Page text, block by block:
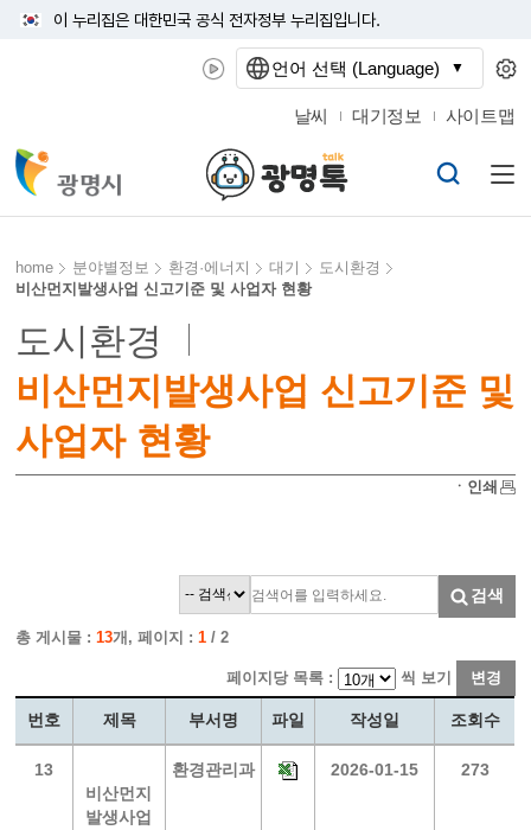
이 누리집은 대한민국 공식 전자정부 누리집입니다.
날씨 대기정보 사이트맵
home 분야별정보 환경·에너지 대기
도시환경
비산먼지발생사업 신고기준 및 사업자 현황
도시환경
비산먼지발생사업 신고기준 및
사업자 현황
ㆍ인쇄
검색
총 게시물 :13개, 페이지 :1 / 2
페이지당 목록 : 씩 보기 변경
번호 제목 부서명 파일 작성일 조회수
13
비산먼지
발생사업
환경관리과 2026-01-15 273
언어 선택 (Language)